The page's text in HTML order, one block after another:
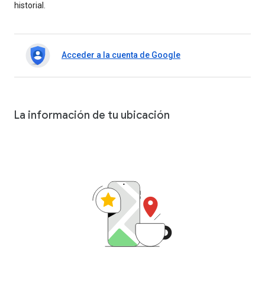
historial.
Acceder a la cuenta de Google
La información de tu ubicación